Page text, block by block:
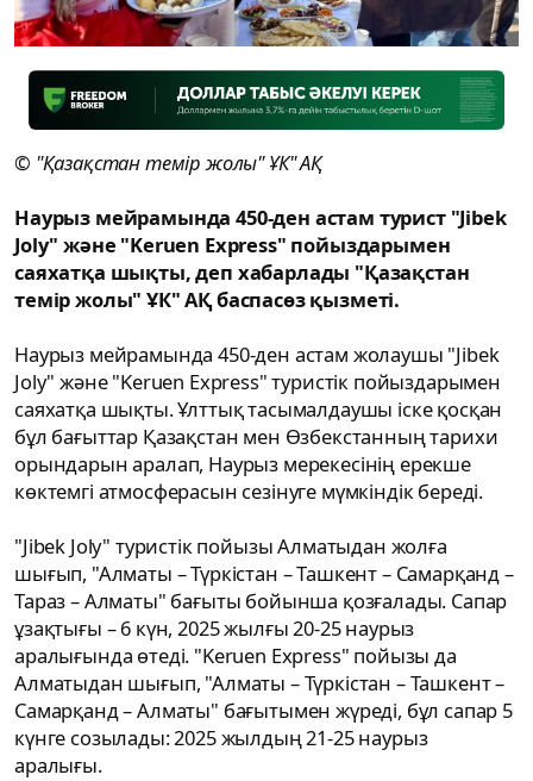
© "Қазақстан темір жолы" ҰК" АҚ
Наурыз мейрамында 450-ден астам турист "Jibek
Joly" және "Keruen Express" пойыздарымен
саяхатқа шықты, деп хабарлады "Қазақстан
темір жолы" ҰК" АҚбаспасөз қызметі.
Наурыз мейрамында 450-ден астам жолаушы "Jibek
Joly" және "Keruen Express" туристік пойыздарымен
саяхатқа шықты. Ұлттық тасымалдаушы іске қосқан
бұл бағыттар Қазақстан мен Өзбекстанның тарихи
орындарын аралап, Наурыз мерекесінің ерекше
көктемгі атмосферасын сезінуге мүмкіндік береді.
"Jibek Joly" туристік пойызы Алматыдан жолға
шығып, "Алматы – Түркістан – Ташкент – Самарқанд –
Тараз – Алматы" бағыты бойынша қозғалады. Сапар
ұзақтығы – 6 күн, 2025 жылғы 20-25 наурыз
аралығында өтеді. "Keruen Express" пойызы да
Алматыдан шығып, "Алматы – Түркістан – Ташкент –
Самарқанд – Алматы" бағытымен жүреді, бұл сапар 5
күнге созылады: 2025 жылдың 21-25 наурыз
аралығы.